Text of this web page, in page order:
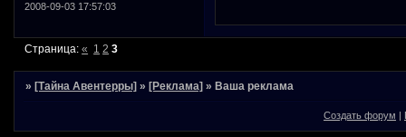
2008-09-03 17:57:03
Страница:« 1 2 3
» [Тайна Авентерры] » [Реклама] » Ваша реклама
Создать форум |